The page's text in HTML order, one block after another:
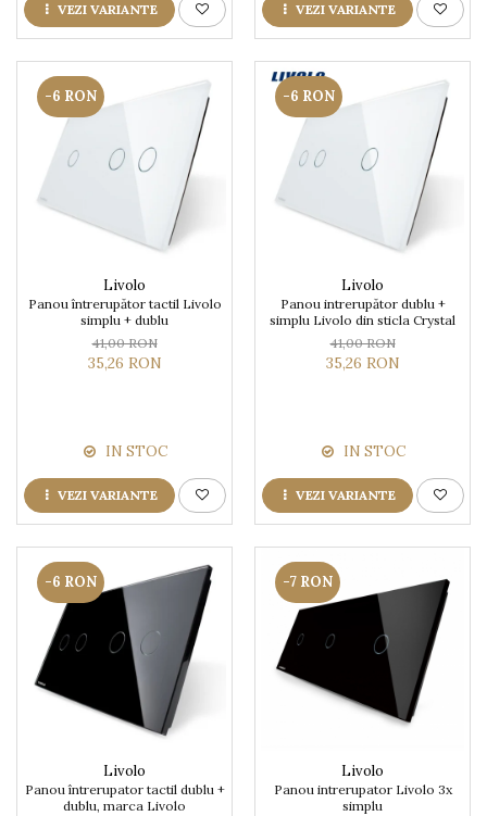
VEZI VARIANTE VEZI VARIANTE
-6 RON
Livolo
Panou întrerupător tactil Livolo
simplu + dublu
41,00 RON
35,26 RON
IN STOC
VEZI VARIANTE
-6 RON
Livolo
Panou intrerupător dublu +
simplu Livolo din sticla Crystal
41,00 RON
35,26 RON
IN STOC
VEZI VARIANTE
-6 RON
Livolo
Panou întrerupator tactil dublu +
dublu, marca Livolo
-7 RON
Livolo
Panou intrerupator Livolo 3x
simplu